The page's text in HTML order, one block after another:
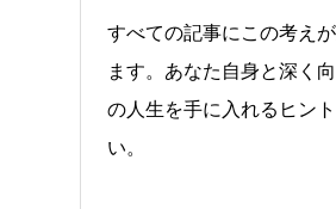
すべての記事にこの考え
ます。あなた自身と深く
の人生を手に入れるヒン
い。